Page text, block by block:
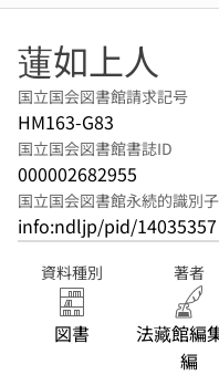
蓮如上人
国立国会図書館請求記号
HM163-G83
国立国会図書館書誌ID
000002682955
国立国会図書館永続的識別子
info:ndljp/pid/14035357
資料種別
図書
著者
法藏館編
編